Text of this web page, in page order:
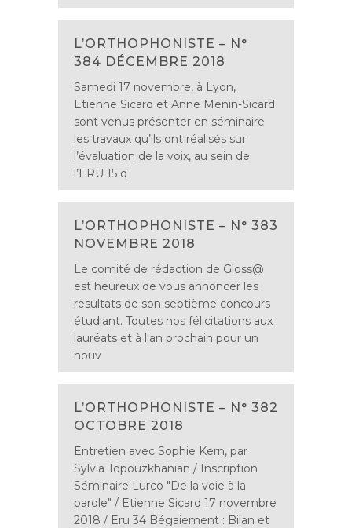
L’ORTHOPHONISTE – N°
384 DÉCEMBRE 2018
Samedi 17 novembre, à Lyon,
Etienne Sicard et Anne Menin-Sicard
sont venus présenter en séminaire
les travaux qu’ils ont réalisés sur
l’évaluation de la voix, au sein de
l’ERU 15 q
L’ORTHOPHONISTE – N° 383
NOVEMBRE 2018
Le comité de rédaction de Gloss@
est heureux de vous annoncer les
résultats de son septième concours
étudiant. Toutes nos félicitations aux
lauréats et à l'an prochain pour un
nouv
L’ORTHOPHONISTE – N° 382
OCTOBRE 2018
Entretien avec Sophie Kern, par
Sylvia Topouzkhanian / Inscription
Séminaire Lurco "De la voie à la
parole" / Etienne Sicard 17 novembre
2018 / Eru 34 Bégaiement : Bilan et